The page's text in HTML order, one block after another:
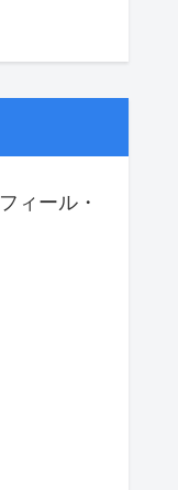
ィール・